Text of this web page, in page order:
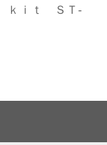
ｋｉｔ ＳＴ-